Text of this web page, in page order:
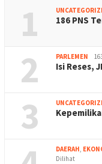
1 186 PNS
2 PARLEMEN
Isi Reses,
3
DAERAH,
Dilihat